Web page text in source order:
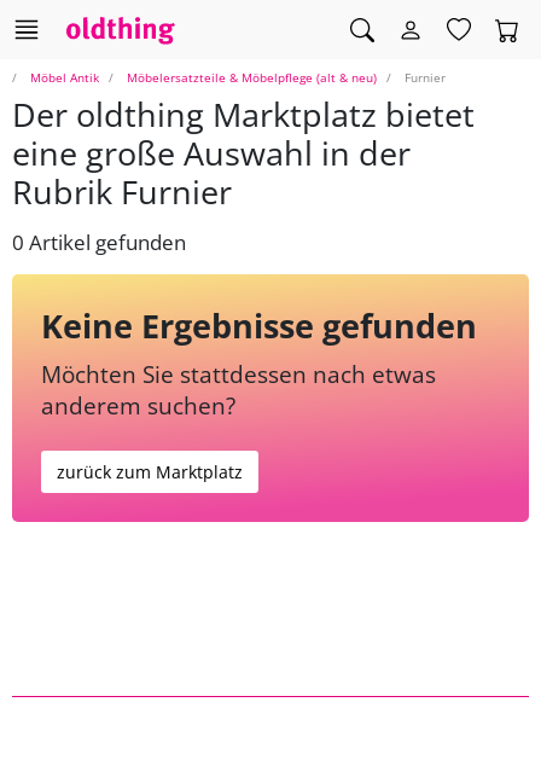
Möbel Antik Möbelersatzteile & Möbelpflege (alt & neu) Furnier
Der oldthing Marktplatz bietet
eine große Auswahl in der
Rubrik Furnier
0 Artikel gefunden
Keine Ergebnisse gefunden
Möchten Sie stattdessen nach etwas
anderem suchen?
zurück zum Marktplatz